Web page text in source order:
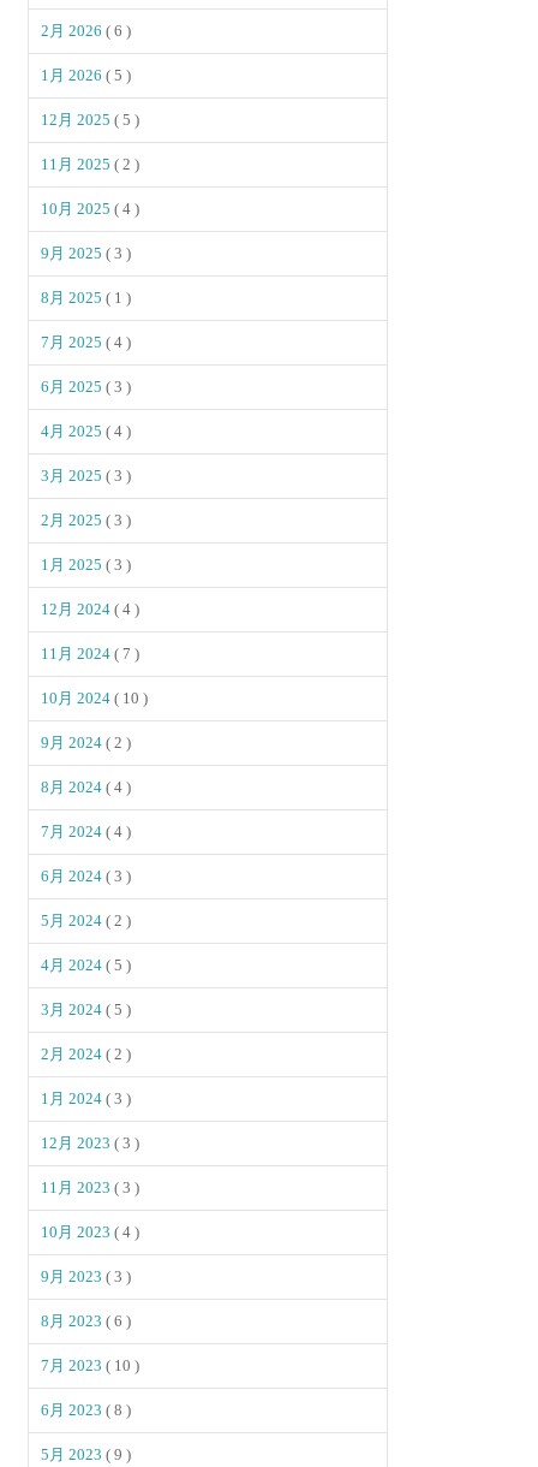
2月 2026( 6 )
1月 2026( 5 )
12月 2025( 5 )
11月 2025( 2 )
10月 2025( 4 )
9月 2025( 3 )
8月 2025( 1 )
7月 2025( 4 )
6月 2025( 3 )
4月 2025( 4 )
3月 2025( 3 )
2月 2025( 3 )
1月 2025( 3 )
12月 2024( 4 )
11月 2024( 7 )
10月 2024( 10 )
9月 2024( 2 )
8月 2024( 4 )
7月 2024( 4 )
6月 2024( 3 )
5月 2024( 2 )
4月 2024( 5 )
3月 2024( 5 )
2月 2024( 2 )
1月 2024( 3 )
12月 2023( 3 )
11月 2023( 3 )
10月 2023( 4 )
9月 2023( 3 )
8月 2023( 6 )
7月 2023( 10 )
6月 2023( 8 )
5月 2023( 9 )